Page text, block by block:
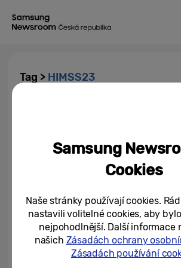
Tag > HIMSS23
19/04/2023
Samsung
Cookies
Naše stránky používají cookies.
nastavili volitelné cookies, aby
nejpohodlnější. Další informace
našich Zásadách ochrany
Zásadách používání